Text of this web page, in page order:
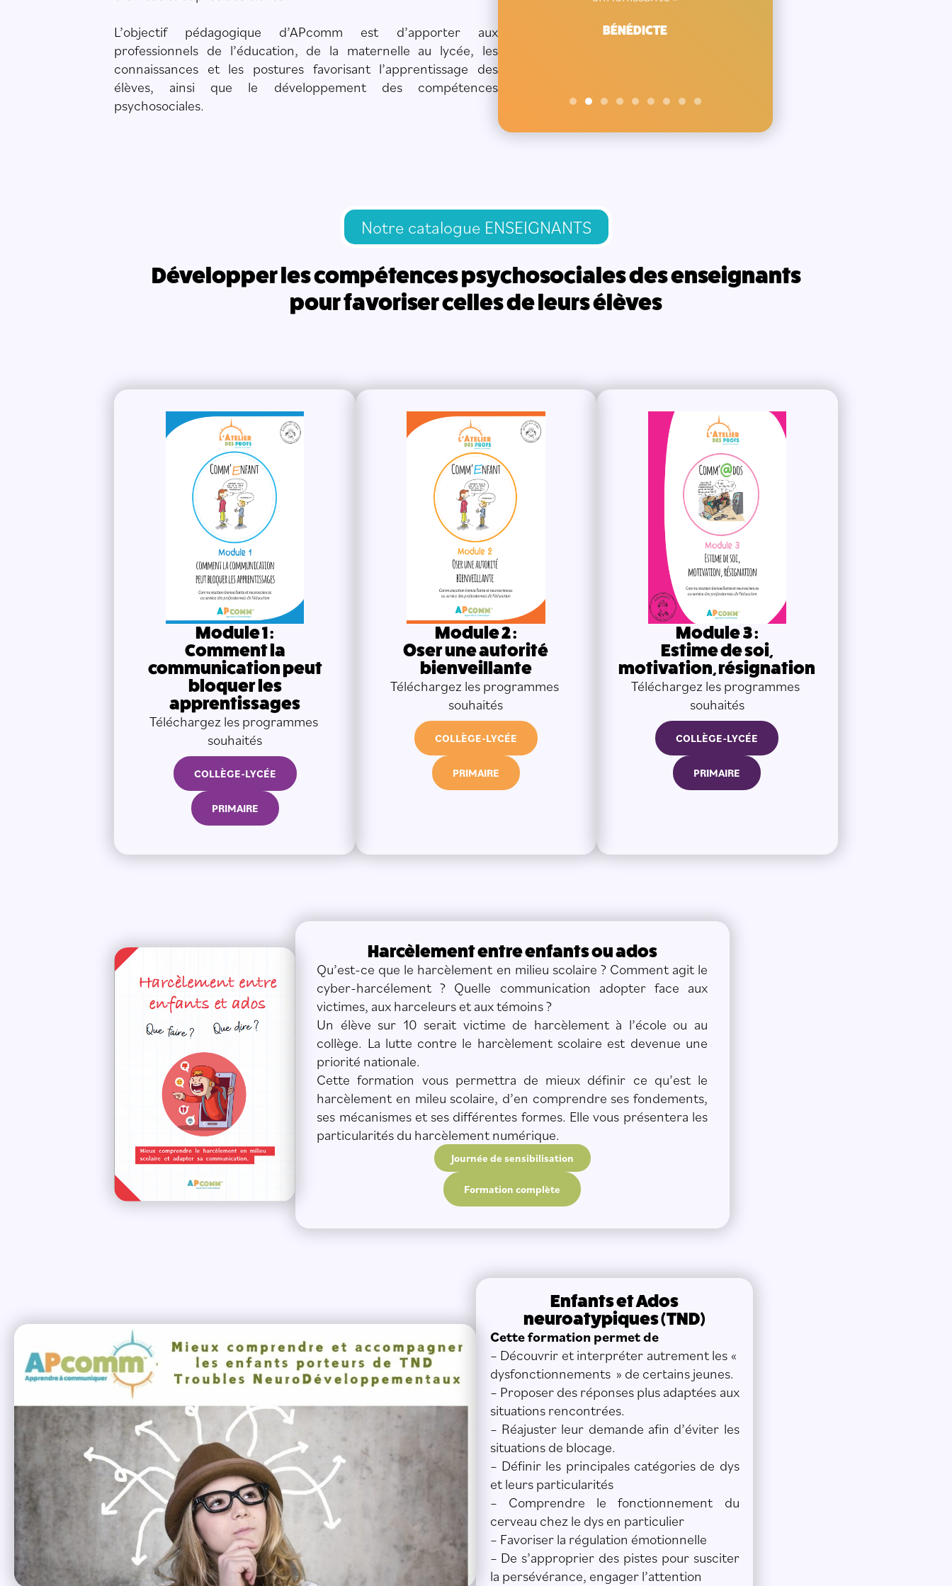
L’objectif pédagogique d’APcomm est d’apporter aux
professionnels de l’éducation, de la maternelle au lycée, les
connaissances et les postures favorisant l’apprentissage des
élèves, ainsi que le développement des compétences
psychosociales.
MARIE BÉNÉDICTE
Notre catalogue ENSEIGNANTS
Développer les compétences psychosociales des enseignants
pour favoriser celles de leurs élèves
Module 1 :
Comment la
communication peut
bloquer les
apprentissages
Téléchargez les programmes
souhaités
COLLÈGE-LYCÉE
PRIMAIRE
Module 2 :
Oser une autorité
bienveillante
Téléchargez les programmes
souhaités
COLLÈGE-LYCÉE
PRIMAIRE
Module 3 :
Estime de soi,
motivation, résignation
Téléchargez les programmes
souhaités
COLLÈGE-LYCÉE
PRIMAIRE
Harcèlement entre enfants ou ados
Qu’est-ce que le harcèlement en milieu scolaire ? Comment agit le
cyber-harcélement ? Quelle communication adopter face aux
victimes, aux harceleurs et aux témoins ?
Un élève sur 10 serait victime de harcèlement à l’école ou au
collège. La lutte contre le harcèlement scolaire est devenue une
priorité nationale.
Cette formation vous permettra de mieux définir ce qu’est le
harcèlement en mileu scolaire, d’en comprendre ses fondements,
ses mécanismes et ses différentes formes. Elle vous présentera les
particularités du harcèlement numérique.
Journée de sensibilisation
Formation complète
Enfants et Ados
neuroatypiques (TND)
Cette formation permet de
– Découvrir et interpréter autrement les «
dysfonctionnements » de certains jeunes.
– Proposer des réponses plus adaptées aux
situations rencontrées.
– Réajuster leur demande afin d’éviter les
situations de blocage.
– Définir les principales catégories de dys
et leurs particularités
– Comprendre le fonctionnement du
cerveau chez le dys en particulier
– Favoriser la régulation émotionnelle
– De s’approprier des pistes pour susciter
la persévérance, engager l’attention